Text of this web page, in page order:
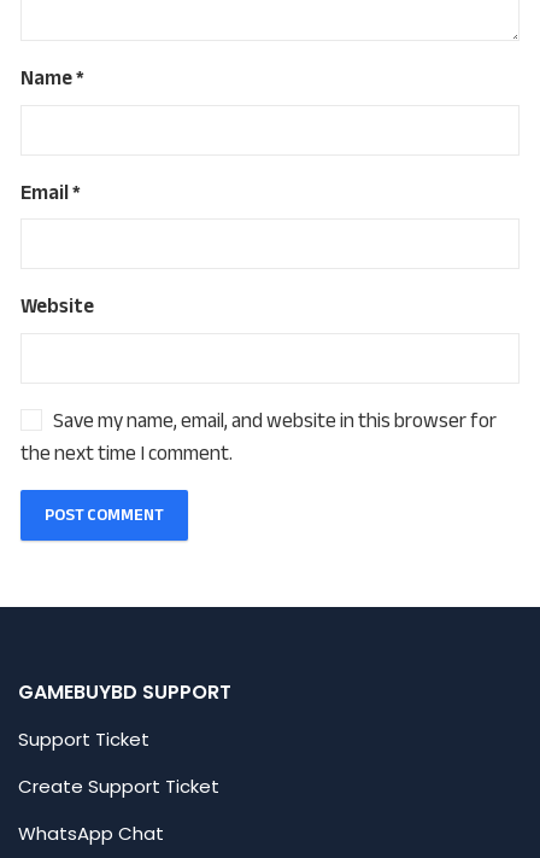
Name*
Email*
Website
Save my name, email, and website in this browser for
the next time I comment.
GAMEBUYBD SUPPORT
Support Ticket
Create Support Ticket
WhatsApp Chat